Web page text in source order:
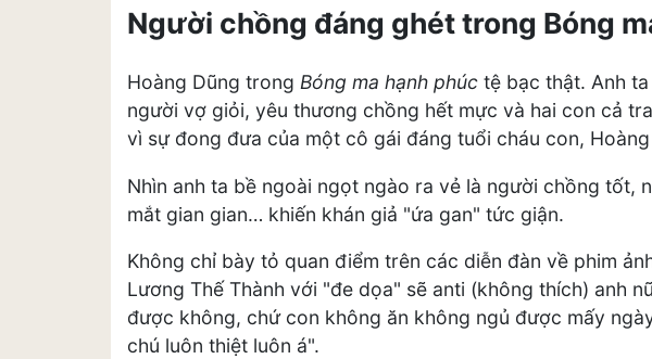
Người chồng đáng ghét trong Bóng
Hoàng Dũng trong Bóng ma hạnh phúc tệ bạc thật. Anh
người vợ giỏi, yêu thương chồng hết mực và hai con cả
vì sự đong đưa của một cô gái đáng tuổi cháu con,
Nhìn anh ta bề ngoài ngọt ngào ra vẻ là người chồng tốt,
mắt gian gian… khiến khán giả "ứa gan" tức giận.
Không chỉ bày tỏ quan điểm trên các diễn đàn về phim
Lương Thế Thành với "đe dọa" sẽ anti (không thích) anh
được không, chứ con không ăn không ngủ được mấy
chú luôn thiệt luôn á".